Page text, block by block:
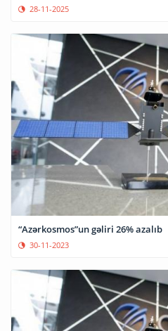
28-11-2025
“Azərkosmos”un gəliri 26% azalıb
30-11-2023